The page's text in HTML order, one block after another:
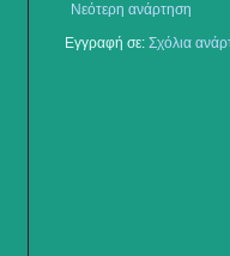
Νεότερη ανάρτηση
Εγγραφή σε: Σχόλια